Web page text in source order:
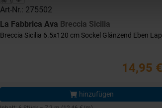
Art-Nr.: 275502
La Fabbrica Ava Breccia Sicilia
Breccia Sicilia 6.5x120 cm Sockel Glänzend Eben
14,95 €
hinzufügen